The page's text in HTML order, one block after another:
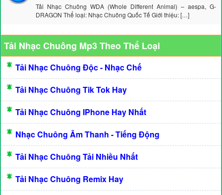
Tải Nhạc Chuông WDA (Whole Different Animal) – aespa, G-
DRAGON Thể loại: Nhạc Chuông Quốc Tế Giới thiệu: […]
Tải Nhạc Chuông Mp3 Theo Thể Loại
Tải Nhạc Chuông Độc - Nhạc Chế
Tải Nhạc Chuông Tik Tok Hay
Tải Nhạc Chuông IPhone Hay Nhất
Nhạc Chuông Âm Thanh - Tiếng Động
Tải Nhạc Chuông Tải Nhiều Nhất
Tải Nhạc Chuông Remix Hay